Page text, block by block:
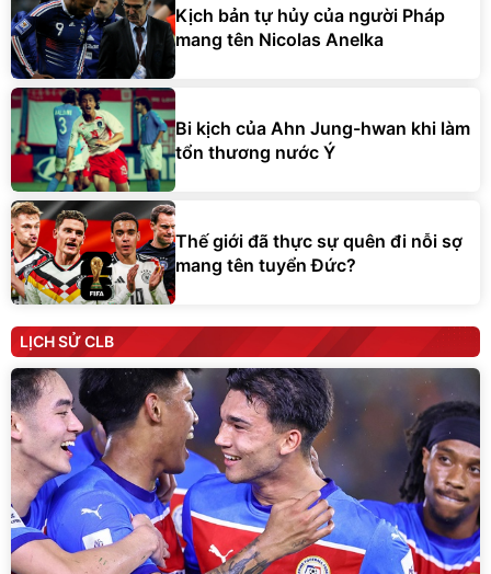
Kịch bản tự hủy của người Pháp
mang tên Nicolas Anelka
Bi kịch của Ahn Jung-hwan khi làm
tổn thương nước Ý
Thế giới đã thực sự quên đi nỗi sợ
mang tên tuyển Đức?
LỊCH SỬ CLB